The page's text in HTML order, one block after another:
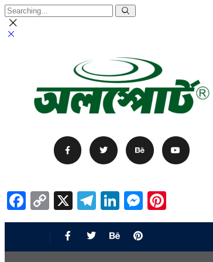
Facebook
Copy
Link
X Telegram
LinkedIn
Messenger